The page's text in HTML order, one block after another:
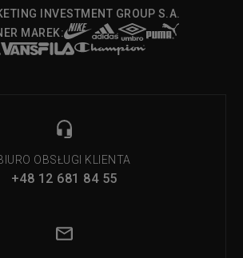
INVESTMENT GROUP S.A.
MAREK:
OBSŁUGI KLIENTA
+48 12 681 84 55